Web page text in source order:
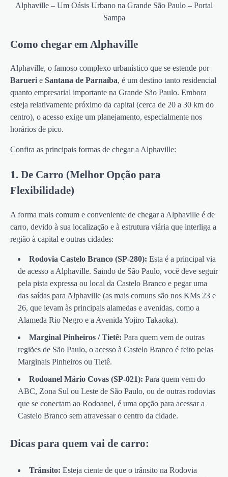
Alphaville – Um Oásis Urbano na Grande São Paulo – Portal
Sampa
Como chegar em Alphaville
Alphaville, o famoso complexo urbanístico que se estende por
Barueri e Santana de Parnaíba, é um destino tanto residencial
quanto empresarial importante na Grande São Paulo. Embora
esteja relativamente próximo da capital (cerca de 20 a 30 km do
centro), o acesso exige um planejamento, especialmente nos
horários de pico.
Confira as principais formas de chegar a Alphaville:
1. De Carro (Melhor Opção para
Flexibilidade)
A forma mais comum e conveniente de chegar a Alphaville é de
carro, devido à sua localização e à estrutura viária que interliga a
região à capital e outras cidades:
Rodovia Castelo Branco (SP-280): Esta é a principal via
de acesso a Alphaville. Saindo de São Paulo, você deve seguir
pela pista expressa ou local da Castelo Branco e pegar uma
das saídas para Alphaville (as mais comuns são nos KMs 23 e
26, que levam às principais alamedas e avenidas, como a
Alameda Rio Negro e a Avenida Yojiro Takaoka).
Marginal Pinheiros / Tietê: Para quem vem de outras
regiões de São Paulo, o acesso à Castelo Branco é feito pelas
Marginais Pinheiros ou Tietê.
Rodoanel Mário Covas (SP-021): Para quem vem do
ABC, Zona Sul ou Leste de São Paulo, ou de outras rodovias
que se conectam ao Rodoanel, é uma opção para acessar a
Castelo Branco sem atravessar o centro da cidade.
Dicas para quem vai de carro:
Trânsito: Esteja ciente de que o trânsito na Rodovia